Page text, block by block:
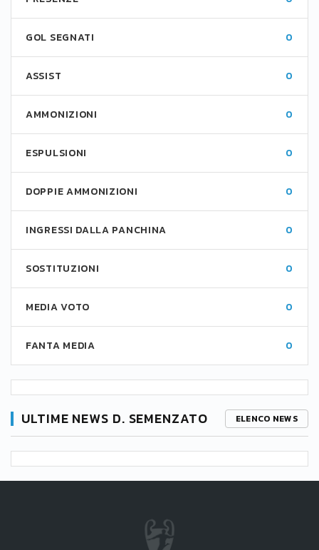
GOL SEGNATI 0
ASSIST 0
AMMONIZIONI 0
ESPULSIONI 0
DOPPIE AMMONIZIONI 0
INGRESSI DALLA PANCHINA 0
SOSTITUZIONI 0
MEDIA VOTO 0
FANTA MEDIA 0
ULTIME NEWS D. SEMENZATO ELENCO NEWS